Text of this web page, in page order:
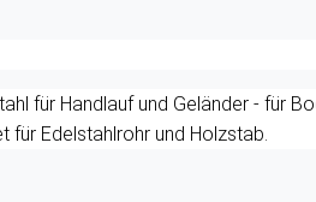
für Handlauf und Geländer - für
für Edelstahlrohr und Holzstab.